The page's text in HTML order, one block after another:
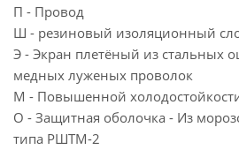
П - Провод
Ш - резиновый изоляционный
Э - Экран плетёный из стальных
медных луженых проволок
М - Повышенной
О - Защитная оболочка - Из
типа РШТМ-2